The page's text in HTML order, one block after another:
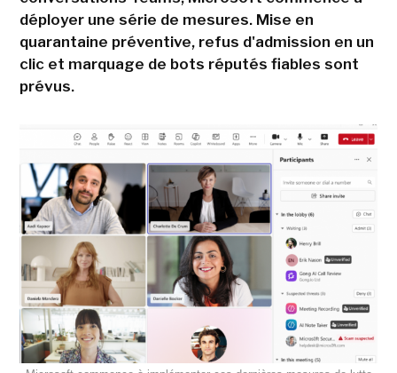
déployer une série de mesures. Mise en
quarantaine préventive, refus d'admission en un
clic et marquage de bots réputés fiables sont
prévus.